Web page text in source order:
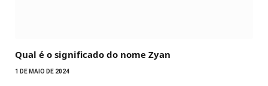
Qual é o significado do nome Zyan
1 DE MAIO DE 2024